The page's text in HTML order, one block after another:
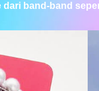
band-band